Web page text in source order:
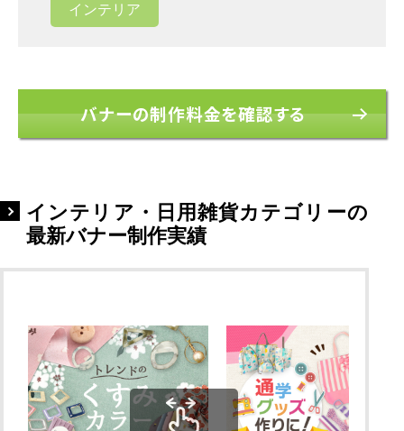
インテリア
バナーの制作料金を確認する
インテリア・日用雑貨カテゴリーの
最新バナー制作実績